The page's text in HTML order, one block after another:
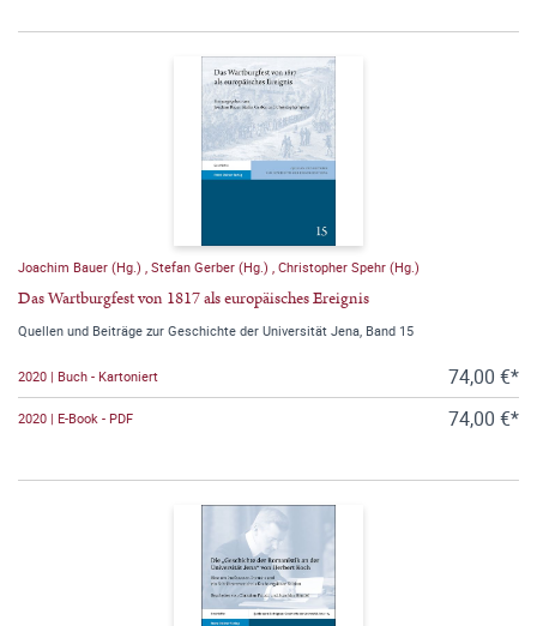
Joachim Bauer (Hg.) Stefan Gerber (Hg.) Christopher Spehr (Hg.)
Das Wartburgfest von 1817 als europäisches Ereignis
Quellen und Beiträge zur Geschichte der Universität Jena, Band 15
2020 | Buch - Kartoniert 74,00 €*
2020 | E-Book - PDF 74,00 €*